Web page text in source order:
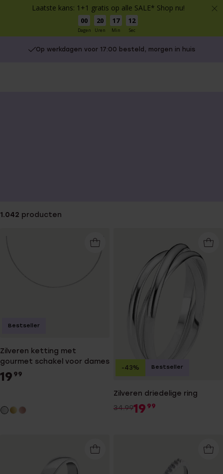
Laatste kans: 1+1 gratis op alle SALE* Shop nu!
00
Dagen
20
Uren
17
Min
11
Sec
Op werkdagen voor 17:00 besteld, morgen in huis
Gratis verzending vanaf €49
1.042 producten
Zilveren ketting met
gourmet schakel voor dames
19 99
Bestseller
Zilveren driedelige ring
34.9919 99
-43% Bestseller